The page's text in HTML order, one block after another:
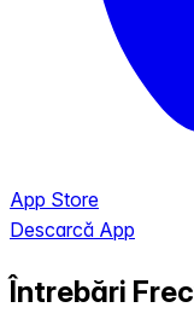
App Store
Descarcă App
Întrebări